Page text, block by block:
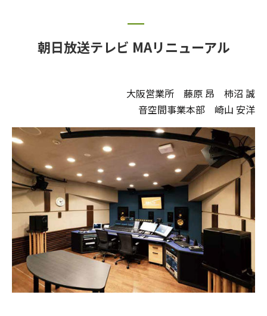
朝日放送テレビ MAリニューアル
大阪営業所 藤原 昂 柿沼 誠
音空間事業本部 崎山 安洋